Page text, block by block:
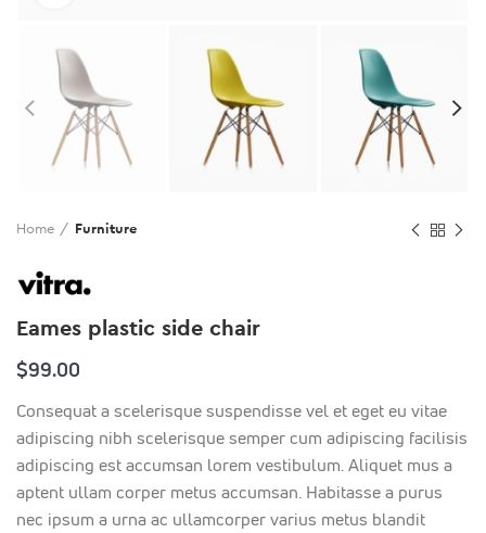
Home Furniture
Eames plastic side chair
$99.00
Consequat a scelerisque suspendisse vel et eget eu vitae
adipiscing nibh scelerisque semper cum adipiscing facilisis
adipiscing est accumsan lorem vestibulum. Aliquet mus a
aptent ullam corper metus accumsan. Habitasse a purus
nec ipsum a urna ac ullamcorper varius metus blandit